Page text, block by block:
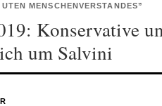
MENSCHENVERSTANDES”
Konservative
um Salvini